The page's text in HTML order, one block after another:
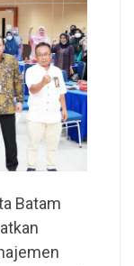
Batam